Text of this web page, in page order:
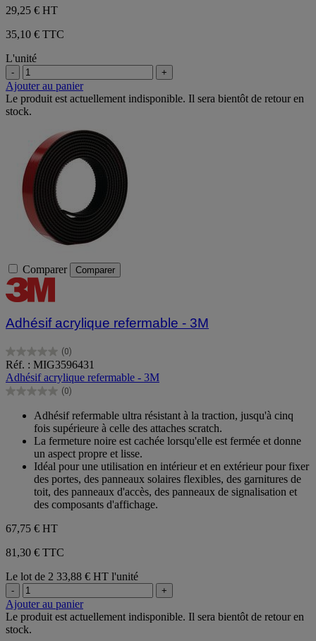
29,25 € HT
35,10 € TTC
L'unité
- +
Ajouter au panier
Le produit est actuellement indisponible. Il sera bientôt de retour en
stock.
Comparer Comparer
Adhésif acrylique refermable - 3M
(0)
0.0
sur
5
étoiles.
Réf. : MIG3596431
Adhésif acrylique refermable - 3M
(0)
0.0
étoiles.
Adhésif refermable ultra résistant à la traction, jusqu'à cinq
fois supérieure à celle des attaches scratch.
La fermeture noire est cachée lorsqu'elle est fermée et donne
un aspect propre et lisse.
Idéal pour une utilisation en intérieur et en extérieur pour fixer
des portes, des panneaux solaires flexibles, des garnitures de
toit, des panneaux d'accès, des panneaux de signalisation et
des composants d'affichage.
67,75 € HT
81,30 € TTC
Le lot de 2 33,88 € HT l'unité
- +
Ajouter au panier
Le produit est actuellement indisponible. Il sera bientôt de retour en
stock.